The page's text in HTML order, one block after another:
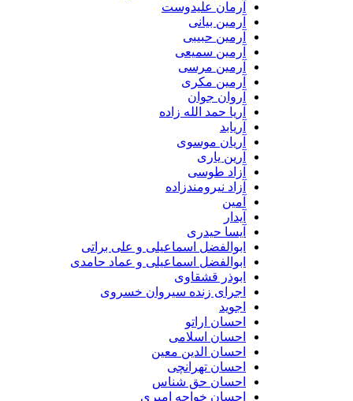
آرمان علیدوست
آرمین بیانی
آرمین حبیبی
آرمین سمیعی
آرمین مرسی
آرمین مکری
آروان جوان
آریا حمد الله زاده
آریابد
آریان موسوی
آرین یاری
آزاد طوسی
آزاد نیرومندزاده
آمین
آیدار
آیسا حیدری
ابوالفضل اسماعیلی و علی براتی
ابوالفضل اسماعیلی و عماد حامدی
ابوذر قشقاوی
اجرای زنده سیروان خسروی
اجوید
احسان اراتو
احسان اسلامی
احسان الدین معین
احسان تهرانچی
احسان حق شناس
احسان خواجه امیری